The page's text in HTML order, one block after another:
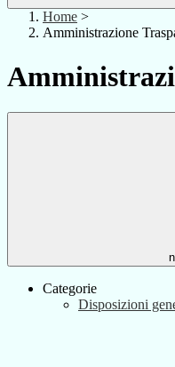
Home >
Amministrazione
Categorie
Disposizioni